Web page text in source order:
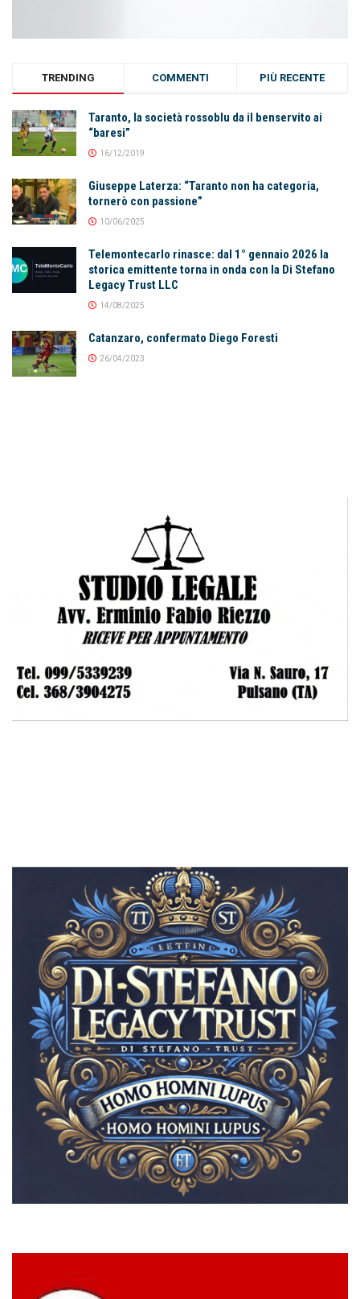
TRENDING COMMENTI PIÙ RECENTE
Taranto, la società rossoblu da il benservito ai
“baresi”
16/12/2019
Giuseppe Laterza: “Taranto non ha categoria,
tornerò con passione”
10/06/2025
Telemontecarlo rinasce: dal 1° gennaio 2026 la
storica emittente torna in onda con la Di Stefano
Legacy Trust LLC
14/08/2025
Catanzaro, confermato Diego Foresti
26/04/2023